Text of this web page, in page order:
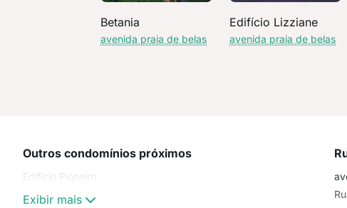
Betania
avenida praia de belas
Edifício Lizziane
avenida praia de belas
Outros condomínios próximos
Edificio Pioneiro
Exibir mais